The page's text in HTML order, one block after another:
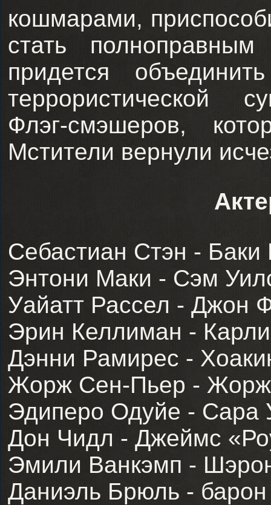
кошмарами,
стать
придется
террористической
Флэг-смэшеров,
Мстители вернули
Себастиан Стэн -
Энтони Маки - Сэм
Уайатт Рассел - Джон
Эрин Келлиман -
Дэнни Рамирес -
Жорж Сен-Пьер - Жорж
Эдиперо Одуйе - Сара
Дон Чидл - Джеймс
Эмили Ванкэмп -
Даниэль Брюль -